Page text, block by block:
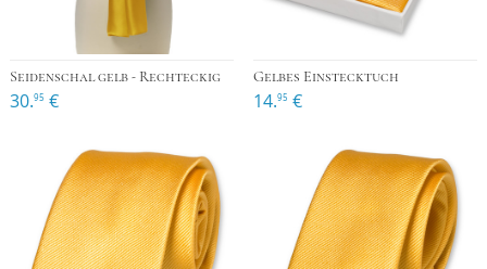
Seidenschal gelb - Rechteckig
30.95 €
Gelbes Einstecktuch
14.95 €